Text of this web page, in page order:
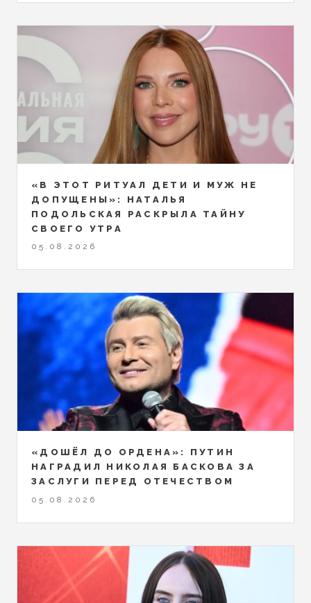
«В ЭТОТ РИТУАЛ ДЕТИ И МУЖ НЕ
ДОПУЩЕНЫ»: НАТАЛЬЯ
ПОДОЛЬСКАЯ РАСКРЫЛА ТАЙНУ
СВОЕГО УТРА
05.08.2026
«ДОШЁЛ ДО ОРДЕНА»: ПУТИН
НАГРАДИЛ НИКОЛАЯ БАСКОВА ЗА
ЗАСЛУГИ ПЕРЕД ОТЕЧЕСТВОМ
05.08.2026